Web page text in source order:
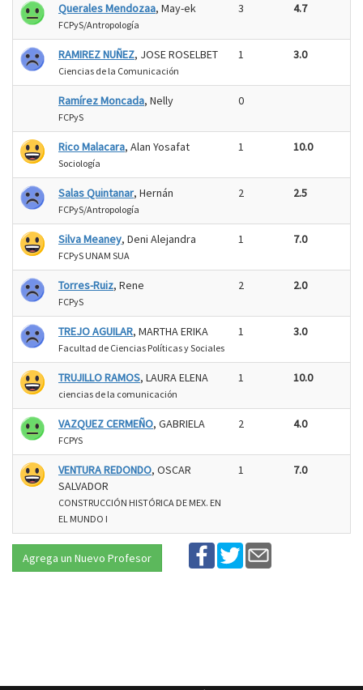
Querales Mendozaa, May-ek
FCPyS/Antropología
3 4.7
RAMIREZ NUÑEZ, JOSE ROSELBET
Ciencias de la Comunicación
1 3.0
Ramírez Moncada, Nelly
FCPyS
0
Rico Malacara, Alan Yosafat
Sociología
1 10.0
Salas Quintanar, Hernán
FCPyS/Antropología
2 2.5
Silva Meaney, Deni Alejandra
FCPyS UNAM SUA
1 7.0
Torres-Ruiz, Rene
FCPyS
2 2.0
TREJO AGUILAR, MARTHA ERIKA
Facultad de Ciencias Políticas y Sociales
1 3.0
TRUJILLO RAMOS, LAURA ELENA
ciencias de la comunicación
1 10.0
VAZQUEZ CERMEÑO, GABRIELA
FCPYS
2 4.0
VENTURA REDONDO, OSCAR
SALVADOR
CONSTRUCCIÓN HISTÓRICA DE MEX. EN
EL MUNDO I
1 7.0
Agrega un Nuevo Profesor